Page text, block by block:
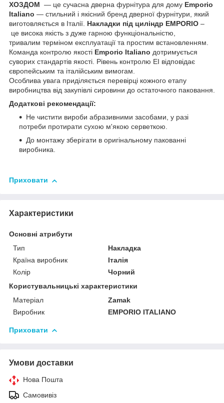
ХОЗДОМ — це сучасна дверна фурнітура для дому Emporio
Italiano — стильний і якісний бренд дверної фурнітури, який
виготовляється в Італії. Накладки під циліндр EMPORIO –
це висока якість з дуже гарною функціональністю,
тривалим терміном експлуатації та простим встановленням.
Команда контролю якості Emporio Italiano дотримується
суворих стандартів якості. Рівень контролю EI відповідає
європейським та італійським вимогам.
Особлива увага приділяється перевірці кожного етапу
виробництва від закупівлі сировини до остаточного паковання.
Додаткові рекомендації:
Не чистити вироби абразивними засобами, у разі
потреби протирати сухою м'якою серветкою.
До монтажу зберігати в оригінальному пакованні
виробника.
Приховати
Характеристики
Основні атрибути
Тип
Накладка
Країна виробник
Італія
Колір
Чорний
Користувальницькі характеристики
Матеріал
Zamak
Виробник
EMPORIO ITALIANO
Приховати
Умови доставки
Нова Пошта
Самовивіз